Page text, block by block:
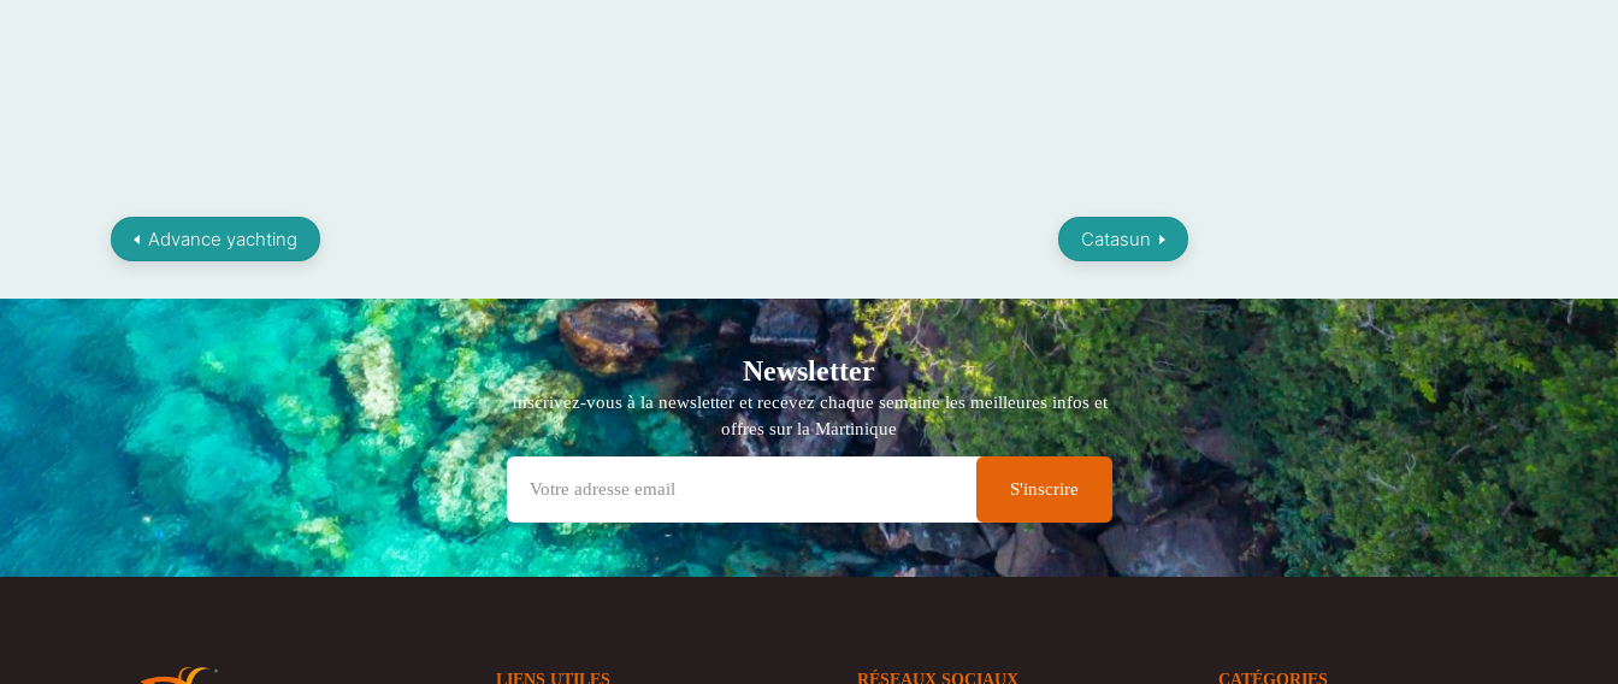
Advance yachting Catasun
Newsletter
Inscrivez-vous à la newsletter et recevez chaque semaine les meilleures infos et
offres sur la Martinique
LIENS UTILES RÉSEAUX SOCIAUX CATÉGORIES